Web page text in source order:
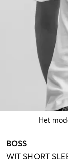
Het
BOSS
WIT SHORT